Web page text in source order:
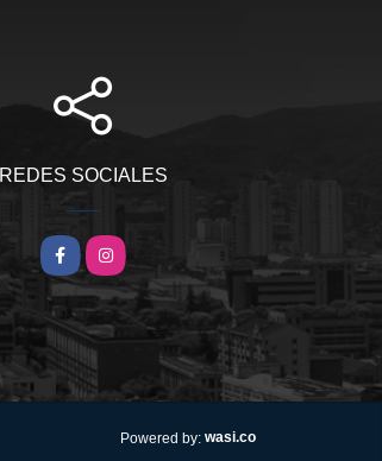
REDES SOCIALES
Facebook
Instagram
Powered by: wasi.co